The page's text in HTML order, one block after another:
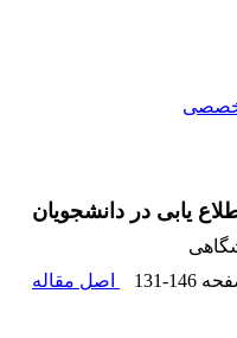
یابی در دانشجویان
131-146
اصل مقاله